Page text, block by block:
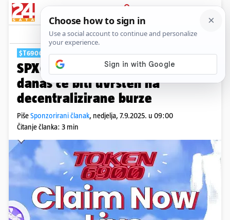
PRIJAVA
Tech
$T6900
SPX6900 kolega TOKEN6900
danas će biti uvršten na
decentralizirane burze
PišeSponzorirani članak, nedjelja, 7.9.2025. u 09:00
Čitanje članka: 3 min